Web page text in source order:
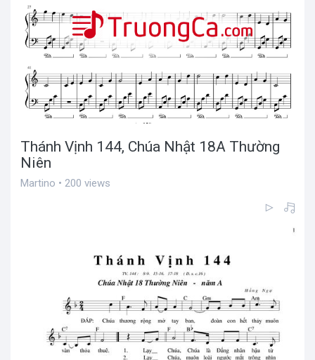
Thánh Vịnh 144, Chúa Nhật 18A Thường
Niên
Martino • 200 views